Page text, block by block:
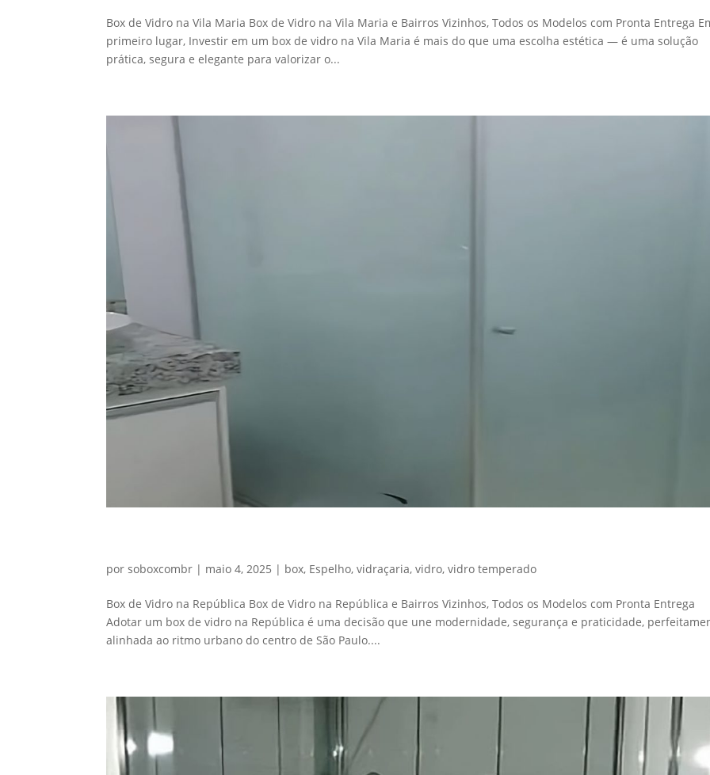
Box de Vidro na Vila Maria Box de Vidro na Vila Maria e Bairros Vizinhos, Todos os Modelos com Pronta Entrega
primeiro lugar, Investir em um box de vidro na Vila Maria é mais do que uma escolha estética — é uma solução
prática, segura e elegante para valorizar o...
porsoboxcombr | maio 4, 2025 | box, Espelho,vidraçaria,vidro,vidro temperado
Box de Vidro na República Box de Vidro na República e Bairros Vizinhos, Todos os Modelos com Pronta Entrega
Adotar um box de vidro na República é uma decisão que une modernidade, segurança e praticidade,
alinhada ao ritmo urbano do centro de São Paulo....